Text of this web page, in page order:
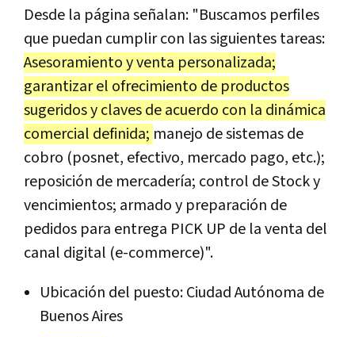
Desde la página señalan: "Buscamos perfiles
que puedan cumplir con las siguientes tareas:
Asesoramiento y venta personalizada;
garantizar el ofrecimiento de productos
sugeridos y claves de acuerdo con la dinámica
comercial definida; manejo de sistemas de
cobro (posnet, efectivo, mercado pago, etc.);
reposición de mercadería; control de Stock y
vencimientos; armado y preparación de
pedidos para entrega PICK UP de la venta del
canal digital (e-commerce)".
Ubicación del puesto: Ciudad Autónoma de
Buenos Aires